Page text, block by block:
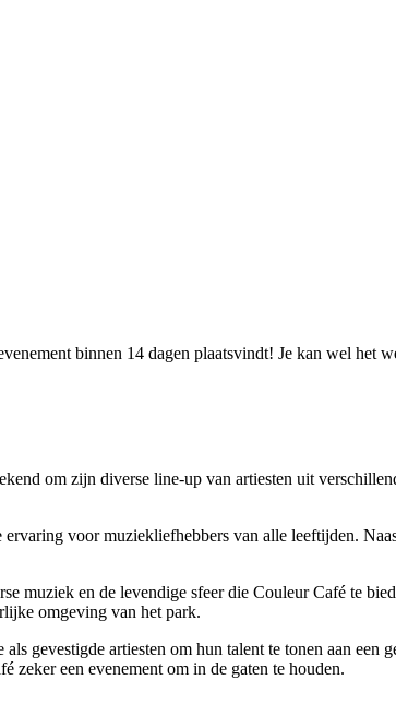
binnen 14 dagen plaatsvindt! Je kan wel het
om zijn diverse line-up van artiesten uit
voor muziekliefhebbers van alle leeftijden.
muziek en de levendige sfeer die Couleur Café te
omgeving van het park.
gevestigde artiesten om hun talent te tonen aan een
zeker een evenement om in de gaten te houden.